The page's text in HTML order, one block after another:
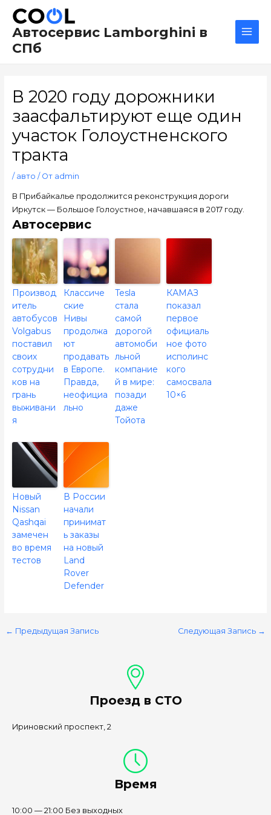
содержимому
Автосервис Lamborghini в
СПб
В 2020 году дорожники
заасфальтируют еще один
участок Голоустненского
тракта
/ авто / От admin
В Прибайкалье продолжится реконструкция дороги
Иркутск — Большое Голоустное, начавшаяся в 2017 году.
Автосервис
Производ
итель
автобусов
Volgabus
поставил
своих
сотрудни
ков на
грань
выживани
я
Классиче
ские
Нивы
продолжа
ют
продавать
в Европе.
Правда,
неофициа
льно
Tesla
стала
самой
дорогой
автомоби
льной
компание
й в мире:
позади
даже
Тойота
КАМАЗ
показал
первое
официаль
ное фото
исполинс
кого
самосвала
10×6
Новый
Nissan
Qashqai
замечен
во время
тестов
В России
начали
принимат
ь заказы
на новый
Land
Rover
Defender
по
записям
← Предыдущая Запись Следующая Запись →
Проезд в СТО
Ириновский проспект, 2
Время
10:00 — 21:00 Без выходных